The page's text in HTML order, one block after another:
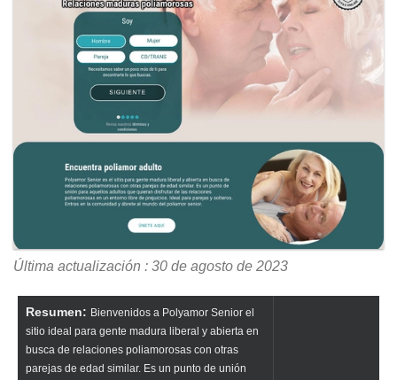
Última actualización : 30 de agosto de 2023
Resumen: Bienvenidos a Polyamor Senior el
sitio ideal para gente madura liberal y abierta en
busca de relaciones poliamorosas con otras
parejas de edad similar. Es un punto de unión